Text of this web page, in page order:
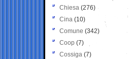
Chiesa (276)
Cina (10)
Comune (342)
Coop (7)
Cossiga (7)